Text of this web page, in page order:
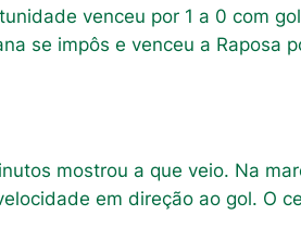
venceu por 1 a 0 com
se impôs e venceu a Raposa
mostrou a que veio. Na
em direção ao gol. O